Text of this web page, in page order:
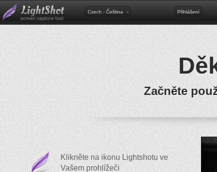
Czech - Čeština Přihlášení
Začněte
Klikněte na ikonu Lightshotu ve
Vašem prohlížeči